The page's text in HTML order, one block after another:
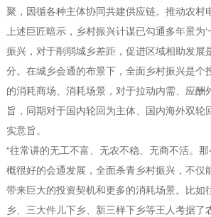
聚，因循各种主体协同共建供应链。推动农村
上述巨匠暗示，乡村振兴计谋已勾通多年景为
振兴，对于削弱城乡差距，促进区域相助发展
分。在城乡会通的布景下，全面乡村振兴是个
的消耗商场、消耗场景，对于拉动内需、应酬
旨，同期对于国内轮回为主体、国内海外双轮
实意旨。
“往常讲的无工不富、无农不稳、无商不活。
概很好的会通发展，全面杀青乡村振兴，不仅
带来巨大的投资契机和更多的消耗场景。比如
乡、三大件儿下乡、新三样下乡等王人考据了